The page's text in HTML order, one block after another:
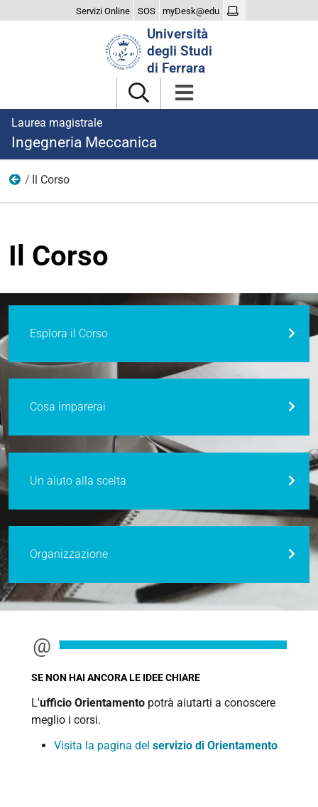
Servizi Online SOS myDesk@edu
Università
degli Studi
di Ferrara
Laurea magistrale
Ingegneria Meccanica
Home
Il Corso
Il Corso
Esplora il Corso
Cosa imparerai
Un aiuto alla scelta
Organizzazione
SE NON HAI ANCORA LE IDEE CHIARE
L'ufficio Orientamento potrà aiutarti a conoscere
meglio i corsi.
Visita la pagina del servizio di Orientamento